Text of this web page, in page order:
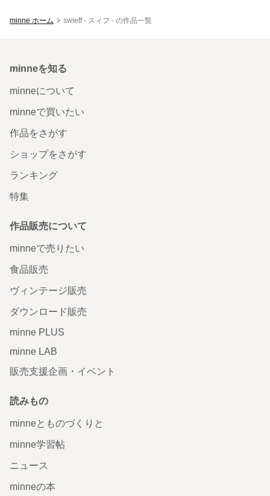
minne ホーム swieff - スィフ - の作品一覧
minneを知る
minneについて
minneで買いたい
作品をさがす
ショップをさがす
ランキング
特集
作品販売について
minneで売りたい
食品販売
ヴィンテージ販売
ダウンロード販売
minne PLUS
minne LAB
販売支援企画・イベント
読みもの
minneとものづくりと
minne学習帖
ニュース
minneの本